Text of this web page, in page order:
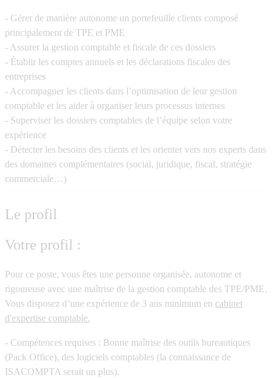
- Gérer de manière autonome un portefeuille clients composé
principalement de TPE et PME
- Assurer la gestion comptable et fiscale de ces dossiers
- Établir les comptes annuels et les déclarations fiscales des
entreprises
- Accompagner les clients dans l’optimisation de leur gestion
comptable et les aider à organiser leurs processus internes
- Superviser les dossiers comptables de l’équipe selon votre
expérience
- Détecter les besoins des clients et les orienter vers nos experts dans
des domaines complémentaires (social, juridique, fiscal, stratégie
commerciale…)
Le profil
Votre profil :
Pour ce poste, vous êtes une personne organisée, autonome et
rigoureuse avec une maîtrise de la gestion comptable des TPE/PME.
Vous disposez d’une expérience de 3 ans minimum en cabinet
d'expertise comptable.
- Compétences requises : Bonne maîtrise des outils bureautiques
(Pack Office), des logiciels comptables (la connaissance de
ISACOMPTA serait un plus).